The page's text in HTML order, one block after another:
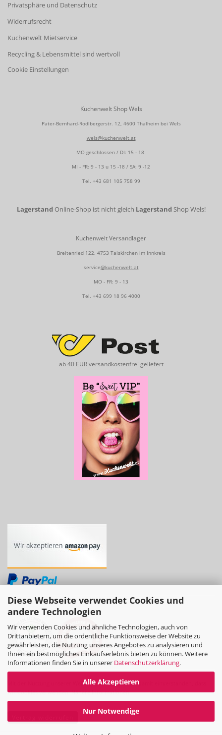
Diese Webseite verwendet Cookies und
andere Technologien
Wir verwenden Cookies und ähnliche Technologien, auch von
Drittanbietern, um die ordentliche Funktionsweise der Website zu
gewährleisten, die Nutzung unseres Angebotes zu analysieren und
Ihnen ein bestmögliches Einkaufserlebnis bieten zu können. Weitere
Informationen finden Sie in unserer Datenschutzerklärung.
Alle Akzeptieren
Nur Notwendige
Privatsphäre und Datenschutz
Widerrufsrecht
Kuchenwelt Mietservice
Recycling & Lebensmittel sind wertvoll
Cookie Einstellungen
Kuchenwelt Shop Wels
Pater-Bernhard-Rodlbergerstr. 12, 4600 Thalheim bei Wels
wels@kuchenwelt.at
MO geschlossen / DI: 15 - 18
MI - FR: 9 - 13 u 15 -18 / SA: 9 -12
Tel. +43 681 105 758 99
Lagerstand Online-Shop ist nicht gleich Lagerstand Shop Wels!
Kuchenwelt Versandlager
Breitenried 122, 4753 Taiskirchen im Innkreis
service@kuchenwelt.at
MO - FR: 9 - 13
Tel. +43 699 18 96 4000
ab 40 EUR versandkostenfrei geliefert
Mit der Nutzung unserer Website erklären Sie sich damit einverstanden, dass
wir Cookies verwenden.Nähere Informationen